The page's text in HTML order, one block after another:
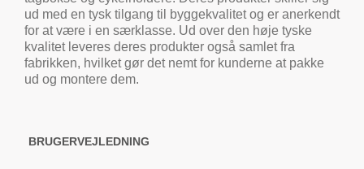
ud med en tysk tilgang til byggekvalitet og er anerkendt
for at være i en særklasse. Ud over den høje tyske
kvalitet leveres deres produkter også samlet fra
fabrikken, hvilket gør det nemt for kunderne at pakke
ud og montere dem.
BRUGERVEJLEDNING